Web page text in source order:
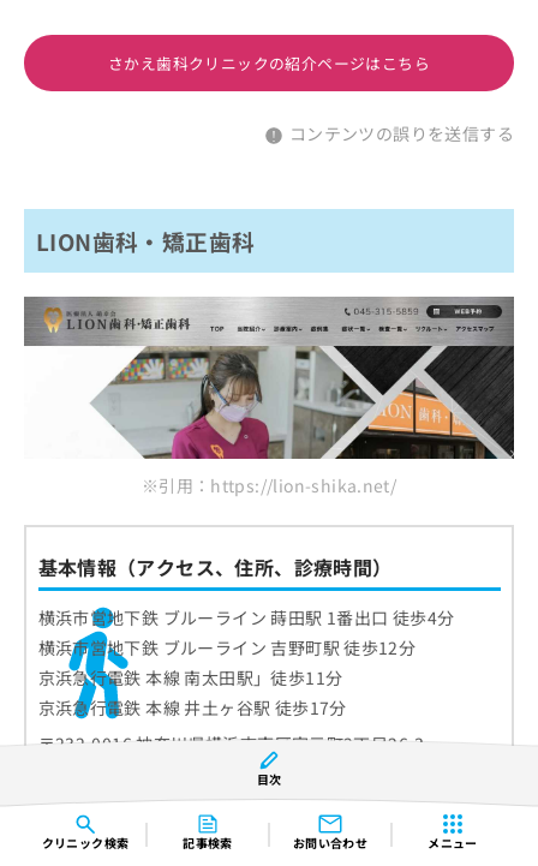
クリニック検索 記事検索 お問い合わせ メニュー
さかえ歯科クリニックの紹介ページはこちら
コンテンツの誤りを送信する
LION歯科・矯正歯科
※引用：https://lion-shika.net/
基本情報（アクセス、住所、診療時間）
横浜市営地下鉄 ブルーライン 蒔田駅 1番出口 徒歩4分
横浜市営地下鉄 ブルーライン 吉野町駅 徒歩12分
京浜急行電鉄 本線 南太田駅」徒歩11分
京浜急行電鉄 本線 井土ヶ谷駅 徒歩17分
〒232-0016 神奈川県横浜市南区宮元町2丁目26-3
目次